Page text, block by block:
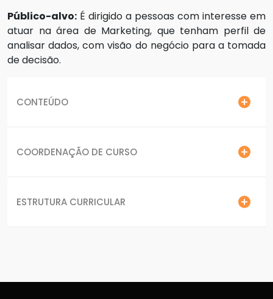
Público-alvo: É dirigido a pessoas com interesse em
atuar na área de Marketing, que tenham perfil de
analisar dados, com visão do negócio para a tomada
de decisão.
CONTEÚDO
COORDENAÇÃO DE CURSO
ESTRUTURA CURRICULAR